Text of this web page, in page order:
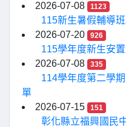
2026-07-08
1123
115新生暑假輔導
2026-07-20
926
115學年度新生安
2026-07-08
335
114學年度第二學
單
2026-07-15
151
彰化縣立福興國民